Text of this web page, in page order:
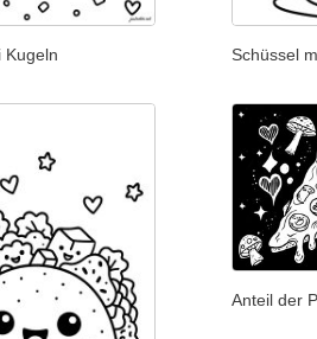
Kugeln Schüssel
Anteil der